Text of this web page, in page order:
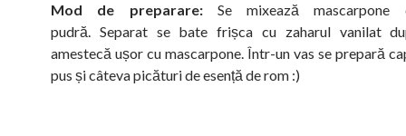
Mod de preparare:Se mixează mascarpone
pudră. Separat se bate frișca cu zaharul vanilat
amestecă ușor cu mascarpone. Într-un vas se prepară
pus și câteva picături de esență de rom :)